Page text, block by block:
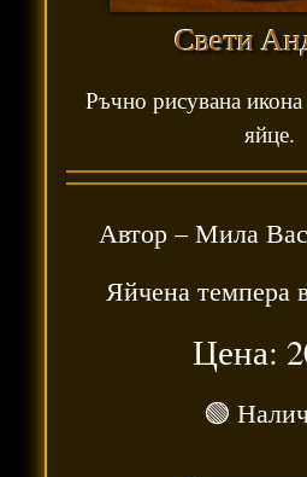
Свети
Ръчно рисувана
яйце.
Автор –Мила
Яйчена темпера
Цена:
🟢